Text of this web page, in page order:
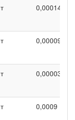
т 0,00014
т 0,00009
т 0,00003
т 0,0009